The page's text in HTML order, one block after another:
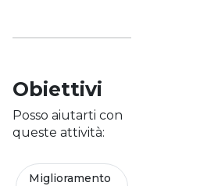
Obiettivi
Posso aiutarti con
queste attività:
Miglioramento